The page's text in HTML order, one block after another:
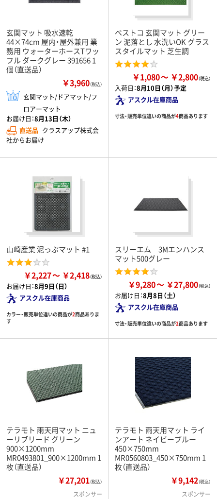
玄関マット 吸水速乾
44×74cm 屋内・屋外兼用 業
務用 ウォーターホースTワッ
フル ダークグレー 391656 1
個（直送品）
￥3,960（税込）
玄関マット/ドアマット/フ
ロアーマット
お届け日：8月13日（木）
直送品 クラスアップ株式会
社からお届け
ベストコ 玄関マット グリー
ン 泥落とし 水洗いOK グラス
スタイルマット 芝生調
￥1,080 ￥2,800
入荷日：8月10日（月）予定
アスクル在庫商品
寸法・販売単位違いの商品が4商品あります
山崎産業 泥っぷマット #1
￥2,227 ￥2,418
お届け日：8月9日（日）
アスクル在庫商品
カラー・販売単位違いの商品が2商品ありま
す
スリーエム 3Mエンハンス
マット500グレー
￥9,280 ￥27,800
お届け日：8月8日（土）
アスクル在庫商品
寸法・販売単位違いの商品が2商品あります
テラモト 雨天用マット ニュ
ーリブリード グリーン
900×1200mm
MR0493801_900×1200mm 1
枚（直送品）
￥27,201（税込）
スポンサー
テラモト 雨天用マット ライ
ンアート ネイビーブルー
450×750mm
MR0560803_450×750mm 1
枚（直送品）
￥9,142（税込）
スポンサー